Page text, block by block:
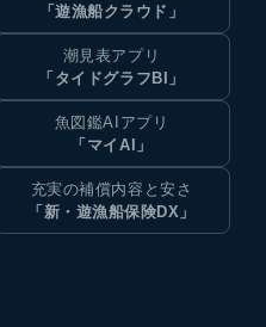
「遊漁船クラウド」
潮見表アプリ
「タイドグラフBI」
魚図鑑AIアプリ
「マイAI」
充実の補償内容と安さ
「新・遊漁船保険DX」